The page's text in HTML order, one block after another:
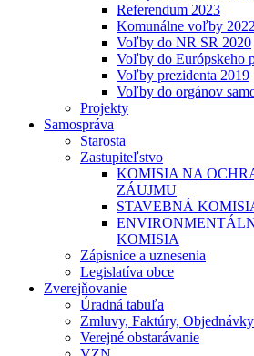
Referendum 2023
Komunálne voľby 2022
Voľby do NR SR 2020
Voľby do Európskeho
Voľby prezidenta 2019
Voľby do orgánov
Projekty
Samospráva
Starosta
Zastupiteľstvo
KOMISIA NA
ZÁUJMU
STAVEBNÁ
KOMISIA
Zápisnice a uznesenia
Legislatíva obce
Zverejňovanie
Úradná tabuľa
Zmluvy, Faktúry, Objednávky
Verejné obstarávanie